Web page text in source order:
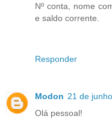
Nº conta, nome
e saldo corrente.
Responder
Modon 21 de
Olá pessoal!